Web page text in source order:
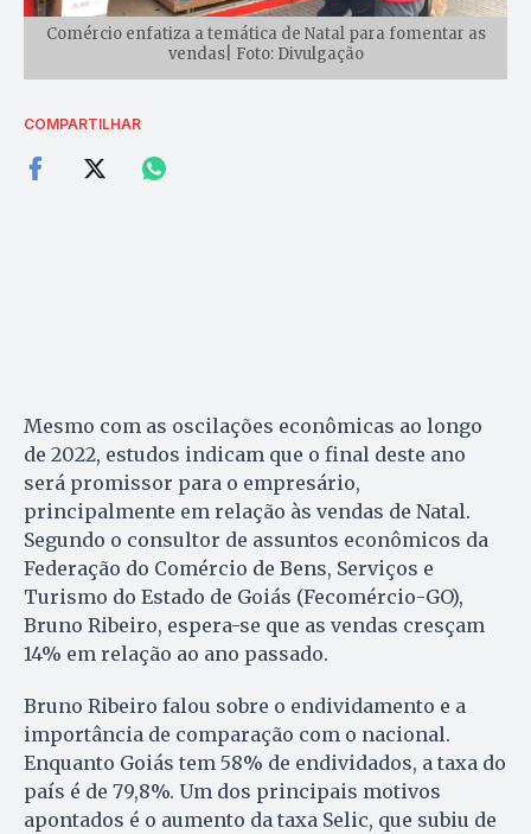
Comércio enfatiza a temática de Natal para fomentar as
vendas| Foto: Divulgação
COMPARTILHAR
Mesmo com as oscilações econômicas ao longo
de 2022, estudos indicam que o final deste ano
será promissor para o empresário,
principalmente em relação às vendas de Natal.
Segundo o consultor de assuntos econômicos da
Federação do Comércio de Bens, Serviços e
Turismo do Estado de Goiás (Fecomércio-GO),
Bruno Ribeiro, espera-se que as vendas cresçam
14% em relação ao ano passado.
Bruno Ribeiro falou sobre o endividamento e a
importância de comparação com o nacional.
Enquanto Goiás tem 58% de endividados, a taxa do
país é de 79,8%. Um dos principais motivos
apontados é o aumento da taxa Selic, que subiu de